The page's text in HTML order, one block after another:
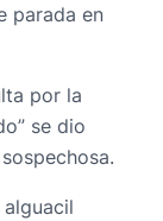
parada en
por la
se dio